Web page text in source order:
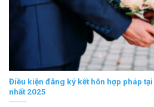
Điều kiện đăng ký kết hôn hợp pháp
nhất 2025